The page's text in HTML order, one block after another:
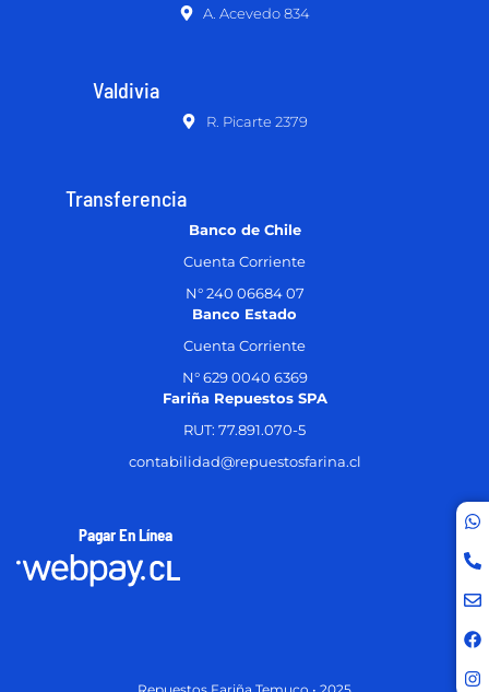
A. Acevedo 834
Valdivia
R. Picarte 2379
Transferencia
Banco de Chile
Cuenta Corriente
N° 240 06684 07
Banco Estado
Cuenta Corriente
N° 629 0040 6369
Fariña Repuestos SPA
RUT: 77.891.070-5
contabilidad@repuestosfarina.cl
Pagar En Línea